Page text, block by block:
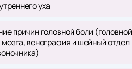
уха
причин головной боли (головной
мозга, венография и шейный отдел